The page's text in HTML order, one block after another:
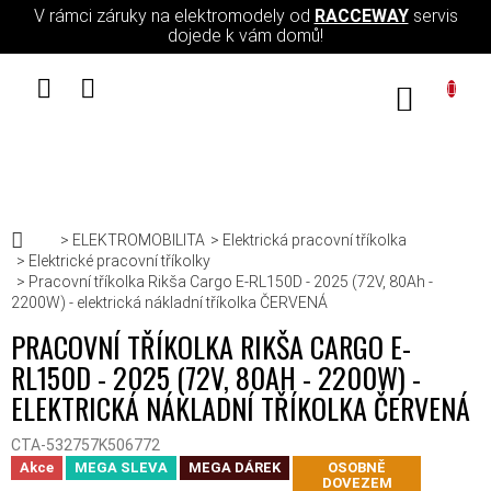
Přejít na obsah
V rámci záruky na elektromodely od RACCEWAYservis
dojede k vám domů!
Domů
ELEKTROMOBILITA
Elektrická pracovní tříkolka
Elektrické pracovní tříkolky
Pracovní tříkolka Rikša Cargo E-RL150D - 2025 (72V, 80Ah -
2200W) - elektrická nákladní tříkolka ČERVENÁ
PRACOVNÍ TŘÍKOLKA RIKŠA CARGO E-
RL150D - 2025 (72V, 80AH - 2200W) -
ELEKTRICKÁ NÁKLADNÍ TŘÍKOLKA ČERVENÁ
CTA-532757K506772
Akce MEGA SLEVA MEGA DÁREK
OSOBNĚ
DOVEZEM